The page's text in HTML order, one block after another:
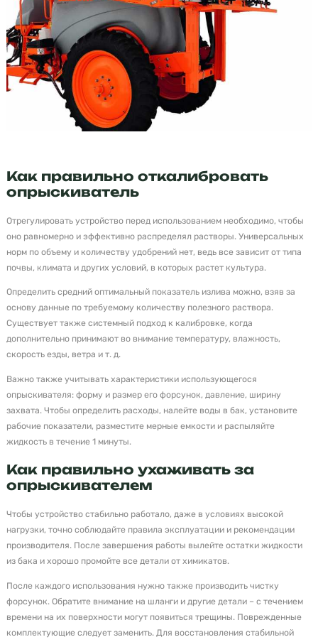
Как правильно откалибровать
опрыскиватель
Отрегулировать устройство перед использованием необходимо, чтобы
оно равномерно и эффективно распределял растворы. Универсальных
норм по объему и количеству удобрений нет, ведь все зависит от типа
почвы, климата и других условий, в которых растет культура.
Определить средний оптимальный показатель излива можно, взяв за
основу данные по требуемому количеству полезного раствора.
Существует также системный подход к калибровке, когда
дополнительно принимают во внимание температуру, влажность,
скорость езды, ветра и т. д.
Важно также учитывать характеристики использующегося
опрыскивателя: форму и размер его форсунок, давление, ширину
захвата. Чтобы определить расходы, налейте воды в бак, установите
рабочие показатели, разместите мерные емкости и распыляйте
жидкость в течение 1 минуты.
Как правильно ухаживать за
опрыскивателем
Чтобы устройство стабильно работало, даже в условиях высокой
нагрузки, точно соблюдайте правила эксплуатации и рекомендации
производителя. После завершения работы вылейте остатки жидкости
из бака и хорошо промойте все детали от химикатов.
После каждого использования нужно также производить чистку
форсунок. Обратите внимание на шланги и другие детали – с течением
времени на их поверхности могут появиться трещины. Поврежденные
комплектующие следует заменить. Для восстановления стабильной